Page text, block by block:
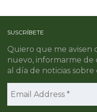
SUSCRÍBETE
Quiero que me
nuevo, informarme
al día de noticias sobre